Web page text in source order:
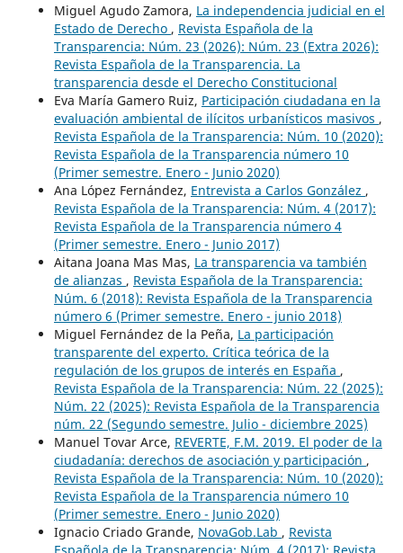
Miguel Agudo Zamora, La independencia judicial en el
Estado de Derecho , Revista Española de la
Transparencia: Núm. 23 (2026): Núm. 23 (Extra 2026):
Revista Española de la Transparencia. La
transparencia desde el Derecho Constitucional
Eva María Gamero Ruiz, Participación ciudadana en la
evaluación ambiental de ilícitos urbanísticos masivos ,
Revista Española de la Transparencia: Núm. 10 (2020):
Revista Española de la Transparencia número 10
(Primer semestre. Enero - Junio 2020)
Ana López Fernández, Entrevista a Carlos González ,
Revista Española de la Transparencia: Núm. 4 (2017):
Revista Española de la Transparencia número 4
(Primer semestre. Enero - Junio 2017)
Aitana Joana Mas Mas, La transparencia va también
de alianzas , Revista Española de la Transparencia:
Núm. 6 (2018): Revista Española de la Transparencia
número 6 (Primer semestre. Enero - junio 2018)
Miguel Fernández de la Peña, La participación
transparente del experto. Crítica teórica de la
regulación de los grupos de interés en España ,
Revista Española de la Transparencia: Núm. 22 (2025):
Núm. 22 (2025): Revista Española de la Transparencia
núm. 22 (Segundo semestre. Julio - diciembre 2025)
Manuel Tovar Arce, REVERTE, F.M. 2019. El poder de la
ciudadanía: derechos de asociación y participación ,
Revista Española de la Transparencia: Núm. 10 (2020):
Revista Española de la Transparencia número 10
(Primer semestre. Enero - Junio 2020)
Ignacio Criado Grande, NovaGob.Lab , Revista
Española de la Transparencia: Núm. 4 (2017): Revista